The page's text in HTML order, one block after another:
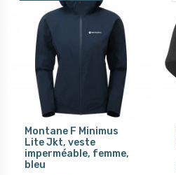
Montane F Minimus
Lite Jkt, veste
imperméable, femme,
bleu